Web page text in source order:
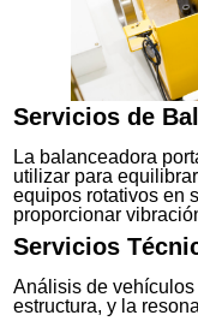
Servicios de
La balanceadora
utilizar para
equipos rotativos en
proporcionar
Servicios
Análisis de
estructura, y la